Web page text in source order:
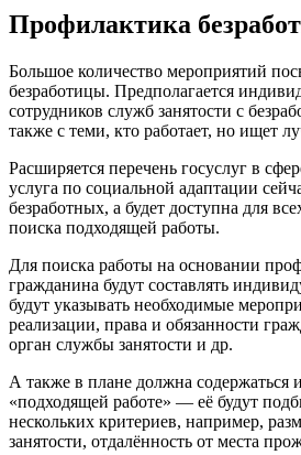
Профилактика
Большое количество мероприятий
безработицы. Предполагается
сотрудников служб занятости с
также с теми, кто работает, но ищет
Расширяется перечень госуслуг в
услуга по социальной адаптации
безработных, а будет доступна для
поиска подходящей работы.
Для поиска работы на основании
гражданина будут составлять
будут указывать необходимые
реализации, права и обязанности
орган службы занятости и др.
А также в плане должна содержаться
«подходящей работе» — её будут
нескольких критериев, например,
занятости, отдалённость от места